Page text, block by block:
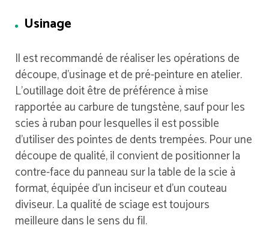
Usinage
Il est recommandé de réaliser les opérations de
découpe, d’usinage et de pré-peinture en atelier.
L’outillage doit être de préférence à mise
rapportée au carbure de tungstène, sauf pour les
scies à ruban pour lesquelles il est possible
d’utiliser des pointes de dents trempées. Pour une
découpe de qualité, il convient de positionner la
contre-face du panneau sur la table de la scie à
format, équipée d’un inciseur et d’un couteau
diviseur. La qualité de sciage est toujours
meilleure dans le sens du fil.